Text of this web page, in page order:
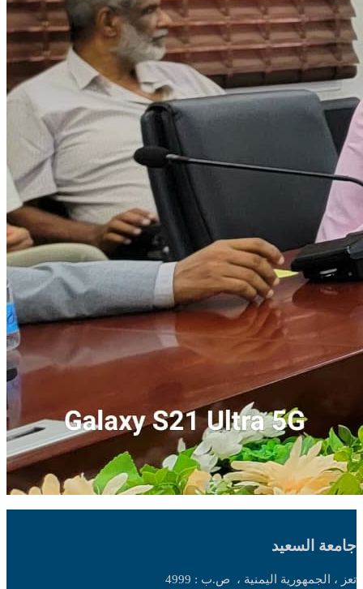
جامعة السعيد
تعز ، الجمهورية اليمنية ، ص.ب : 4999